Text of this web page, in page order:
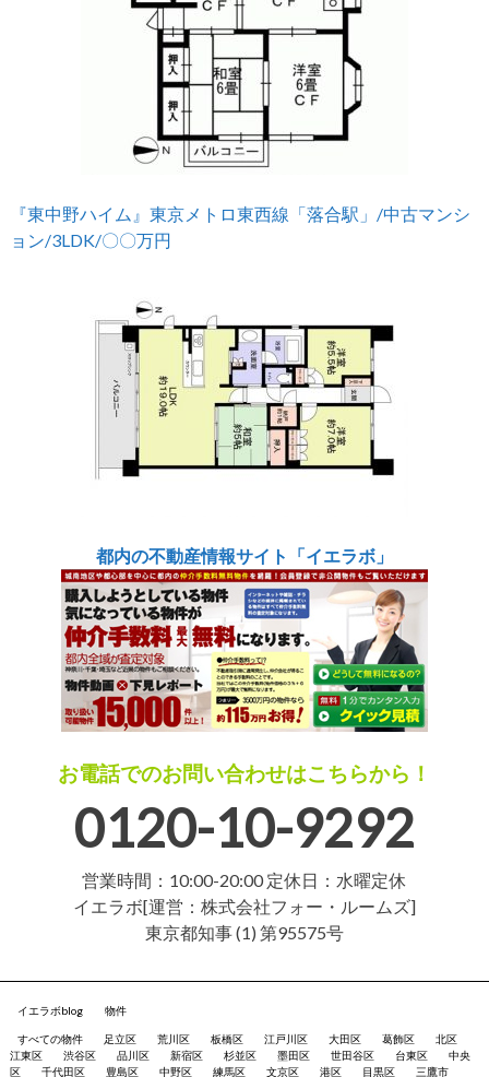
『東中野ハイム』東京メトロ東西線「落合駅」/中古マンシ
ョン/3LDK/〇〇万円
都内の不動産情報サイト「イエラボ」
お電話でのお問い合わせはこちらから！
0120-10-9292
営業時間：10:00-20:00 定休日：水曜定休
イエラボ[運営：株式会社フォー・ルームズ]
東京都知事 (1) 第95575号
イエラボblog 物件
すべての物件 足立区 荒川区 板橋区 江戸川区 大田区 葛飾区
北区
江東区
渋谷区 品川区 新宿区 杉並区 墨田区 世田谷区 台東区
中央
区
千代田区 豊島区 中野区 練馬区 文京区 港区 目黒区 三鷹市